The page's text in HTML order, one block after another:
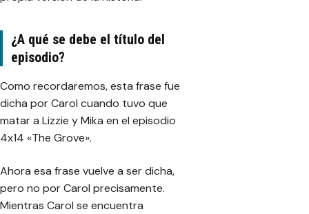
¿A qué se debe el título del
episodio?
Como recordaremos, esta frase fue
dicha por Carol cuando tuvo que
matar a Lizzie y Mika en el episodio
4x14 «The Grove».
Ahora esa frase vuelve a ser dicha,
pero no por Carol precisamente.
Mientras Carol se encuentra